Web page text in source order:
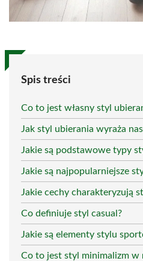
Spis treści
Co to jest własny styl
Jak styl ubierania wyraża
Jakie są podstawowe typy
Jakie są najpopularniejsze
Jakie cechy charakteryzują
Co definiuje styl casual?
Jakie są elementy stylu
Co to jest styl minimalizm w